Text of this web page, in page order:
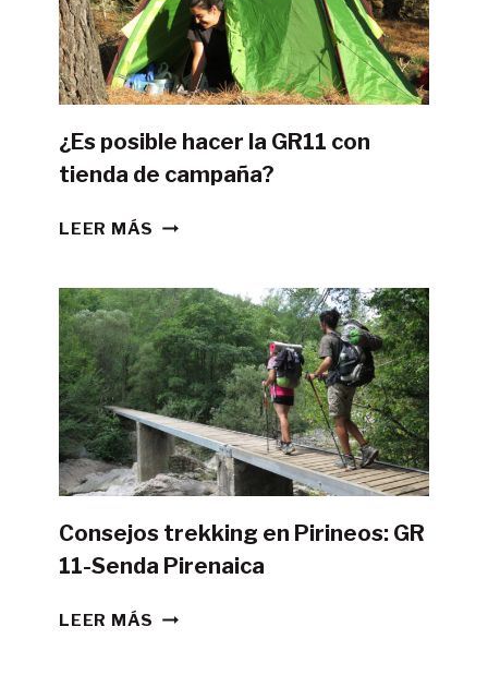
¿Es posible hacer la GR11 con
tienda de campaña?
LEER MÁS ¿ES
LA
GR11
CON
TIENDA
DE
CAMPAÑA?
Consejos trekking en Pirineos: GR
11-Senda Pirenaica
LEER MÁS CONSEJOS